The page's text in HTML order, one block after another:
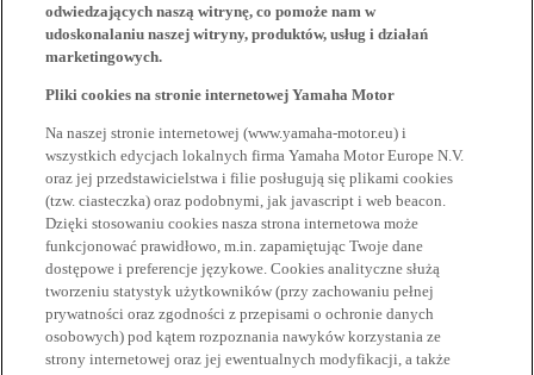
odwiedzających naszą witrynę, co pomoże nam w
udoskonalaniu naszej witryny, produktów, usług i działań
marketingowych.
Pliki cookies na stronie internetowej Yamaha Motor
Na naszej stronie internetowej (www.yamaha-motor.eu) i
wszystkich edycjach lokalnych firma Yamaha Motor Europe N.V.
oraz jej przedstawicielstwa i filie posługują się plikami cookies
(tzw. ciasteczka) oraz podobnymi, jak javascript i web beacon.
Dzięki stosowaniu cookies nasza strona internetowa może
funkcjonować prawidłowo, m.in. zapamiętując Twoje dane
dostępowe i preferencje językowe. Cookies analityczne służą
tworzeniu statystyk użytkowników (przy zachowaniu pełnej
prywatności oraz zgodności z przepisami o ochronie danych
osobowych) pod kątem rozpoznania nawyków korzystania ze
strony internetowej oraz jej ewentualnych modyfikacji, a także